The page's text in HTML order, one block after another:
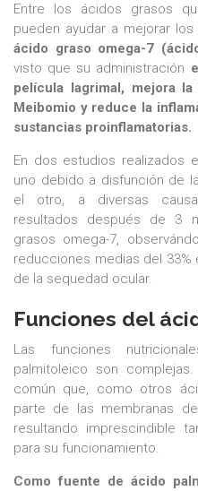
Entre los ácidos grasos
pueden ayudar a mejorar
ácido graso omega-7
visto que su administración
película lagrimal, mejora
Meibomio y reduce la
sustancias proinflamatorias.
En dos estudios realizados
uno debido a disfunción de
el otro, a diversas
resultados después de 3
grasos omega-7,
reducciones medias del
de la sequedad ocular.
Funciones del
Las funciones
palmitoleico son
común que, como otros
parte de las membranas
resultando imprescindible
para su funcionamiento.
Como fuente de ácido